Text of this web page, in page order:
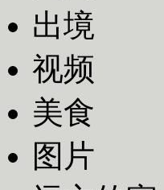
出境
视频
美食
图片